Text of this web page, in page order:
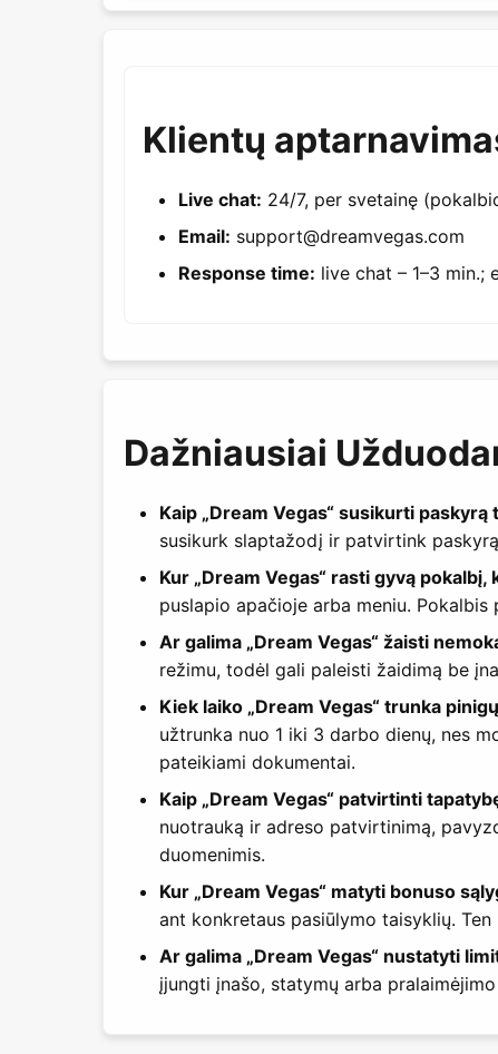
Klientų
Live chat: 24/7, per svetainę
Email: support@dreamvegas.com
Response time: live chat – 1–3 min.;
Dažniausiai
Kaip „Dream Vegas“ susikurti
susikurk slaptažodį ir patvirtink
Kur „Dream Vegas“ rasti gyvą
puslapio apačioje arba meniu.
Ar galima „Dream Vegas“ žaisti
režimu, todėl gali paleisti žaidimą be
Kiek laiko „Dream Vegas“ trunka
užtrunka nuo 1 iki 3 darbo dienų, nes
pateikiami dokumentai.
Kaip „Dream Vegas“ patvirtinti
nuotrauką ir adreso patvirtinimą,
duomenimis.
Kur „Dream Vegas“ matyti bonuso
ant konkretaus pasiūlymo taisyklių.
Ar galima „Dream Vegas“ nustatyti
įjungti įnašo, statymų arba